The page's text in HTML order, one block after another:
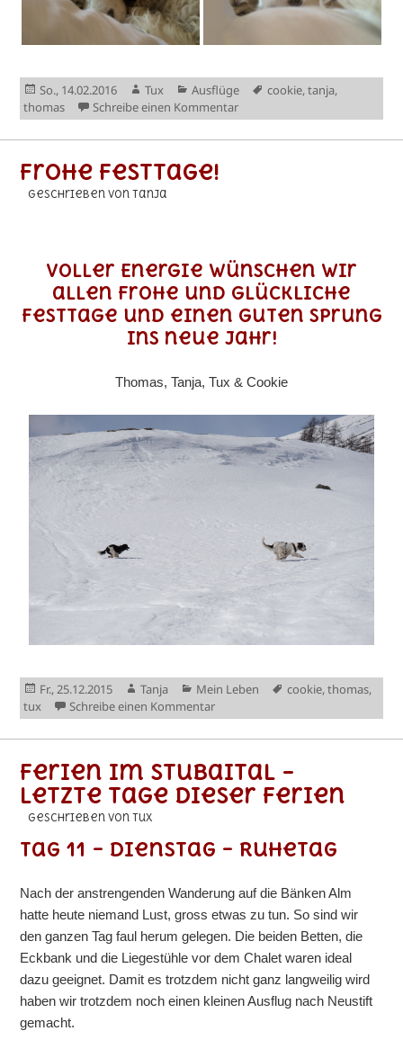
Veröffentlicht
am
So., 14.02.2016 Autor
Tux Kategorien
Ausflüge Schlagwörter
cookie,tanja,
thomas
Schreibe einen Kommentarzu Kuschelhotel
Frohe Festtage!
geschrieben von Tanja
Voller Energie wünschen wir
allen frohe und glückliche
Festtage und einen guten Sprung
ins neue Jahr!
Thomas, Tanja, Tux & Cookie
Veröffentlicht
am
Fr., 25.12.2015 Autor
Tanja Kategorien
Mein Leben Schlagwörter
cookie,thomas,
tux
Schreibe einen Kommentarzu Frohe Festtage!
Ferien im Stubaital –
Letzte Tage dieser Ferien
geschrieben von Tux
Tag 11 – Dienstag – Ruhetag
Nach der anstrengenden Wanderung auf die Bänken Alm
hatte heute niemand Lust, gross etwas zu tun. So sind wir
den ganzen Tag faul herum gelegen. Die beiden Betten, die
Eckbank und die Liegestühle vor dem Chalet waren ideal
dazu geeignet. Damit es trotzdem nicht ganz langweilig wird
haben wir trotzdem noch einen kleinen Ausflug nach Neustift
gemacht.